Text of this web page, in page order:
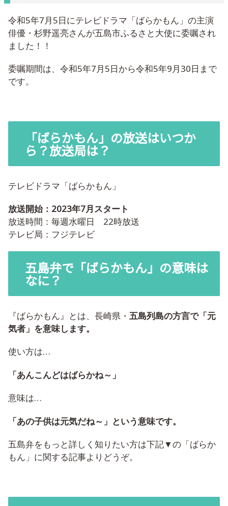
令和5年7月5日にテレビドラマ「ばらかもん」の主演
俳優・杉野遥亮さんが五島市ふるさと大使に委嘱され
ました！！
委嘱期間は、令和5年7月5日から令和5年9月30日まで
です。
「ばらかもん」の放送はいつか
ら？放送局は？
テレビドラマ「ばらかもん」
放送開始：2023年7月スタート
放送時間：毎週水曜日 22時放送
テレビ局：フジテレビ
五島弁で「ばらかもん」の意味は
なに？
『ばらかもん』とは、長崎県・ 五島列島の方言で「元
気者」を意味します。
使い方は…
「あんこんどはばらかね～」
意味は…
「あの子供は元気だね～」という意味です。
五島弁をもっと詳しく知りたい方は下記▼の「ばらか
もん」に関する記事よりどうぞ。